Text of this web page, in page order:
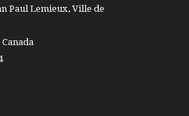
Paul Lemieux, Ville de
Canada